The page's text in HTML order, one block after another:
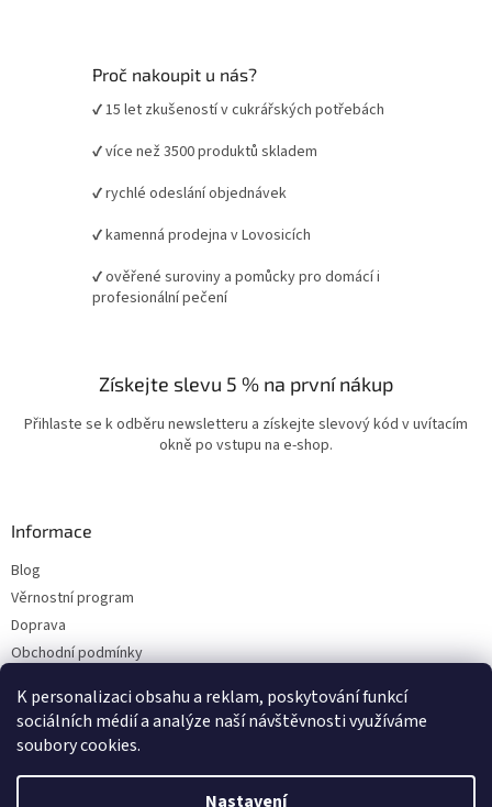
K personalizaci obsahu a reklam, poskytování funkcí
sociálních médií a analýze naší návštěvnosti využíváme
soubory cookies.
Nastavení
Proč nakoupit u nás?
✔ 15 let zkušeností v cukrářských potřebách
✔ více než 3500 produktů skladem
✔ rychlé odeslání objednávek
✔ kamenná prodejna v Lovosicích
✔ ověřené suroviny a pomůcky pro domácí i
profesionální pečení
Získejte slevu 5 % na první nákup
Přihlaste se k odběru newsletteru a získejte slevový kód v uvítacím
okně po vstupu na e-shop.
Informace
Blog
Věrnostní program
Doprava
Obchodní podmínky
Kontakty
Vytvořil Shoptet